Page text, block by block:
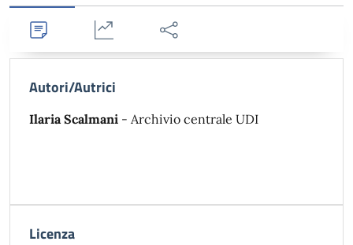
Dettagli Statistiche Condividi
Autori/Autrici
Ilaria Scalmani - Archivio centrale UDI
Licenza